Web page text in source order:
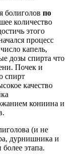
болиголов по
количество
этого
процесс
капель,
дозы спирта что
Почек и
спирт
качество
кониина и
(и не
дурнишника и
этапа.